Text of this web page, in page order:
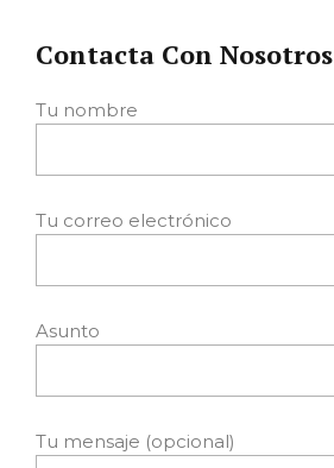
Contacta Con Nosotros
Tu nombre
Tu correo electrónico
Asunto
Tu mensaje (opcional)